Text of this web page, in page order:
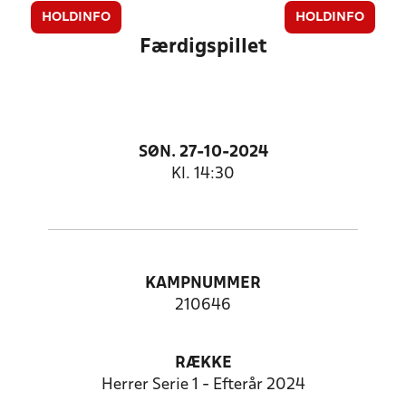
HOLDINFO HOLDINFO
Færdigspillet
SØN. 27-10-2024
Kl. 14:30
KAMPNUMMER
210646
RÆKKE
Herrer Serie 1 - Efterår 2024